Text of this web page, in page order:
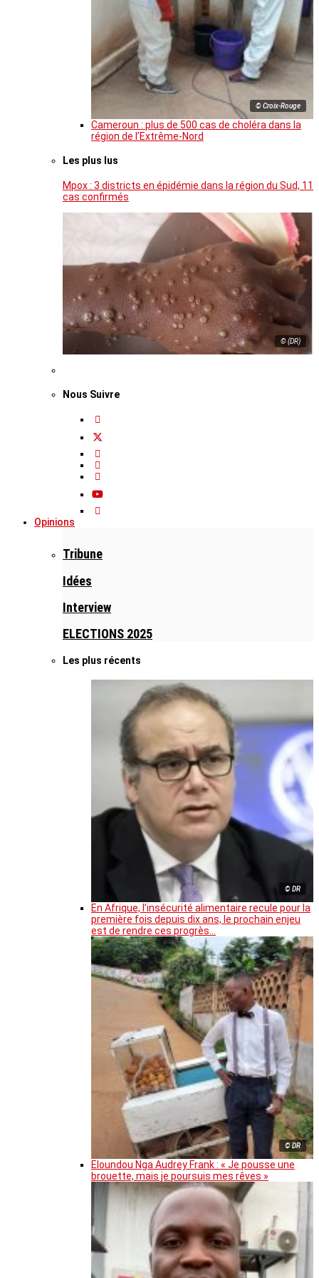
© Croix-Rouge
Cameroun : plus de 500 cas de choléra dans la
région de l’Extrême-Nord
Les plus lus
Mpox : 3 districts en épidémie dans la région du Sud, 11
cas confirmés
© (DR)
Nous Suivre
Opinions
Tribune
Idées
Interview
ELECTIONS 2025
Les plus récents
© DR
En Afrique, l’insécurité alimentaire recule pour la
première fois depuis dix ans, le prochain enjeu
est de rendre ces progrès…
© DR
Eloundou Nga Audrey Frank : « Je pousse une
brouette, mais je poursuis mes rêves »